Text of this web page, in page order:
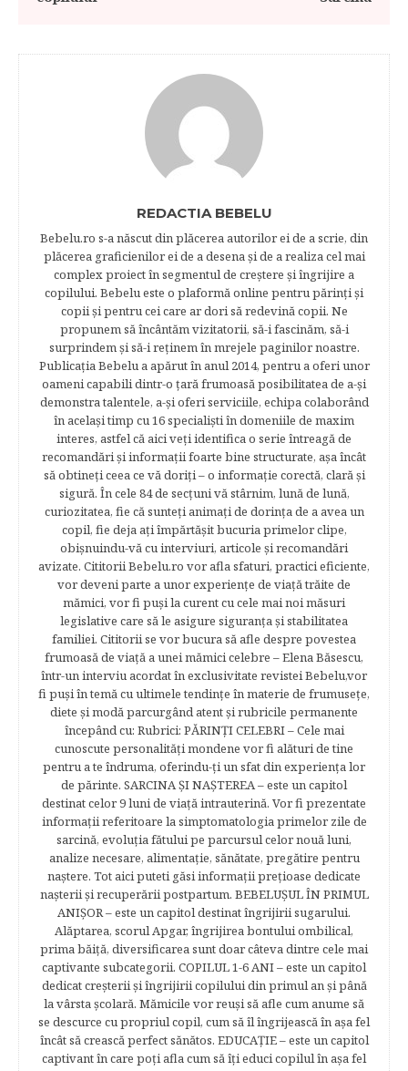
REDACTIA BEBELU
Bebelu.ro s-a născut din plăcerea autorilor ei de a scrie, din
plăcerea graficienilor ei de a desena şi de a realiza cel mai
complex proiect în segmentul de creştere şi îngrijire a
copilului. Bebelu este o plaformă online pentru părinţi şi
copii şi pentru cei care ar dori să redevină copii. Ne
propunem să încântăm vizitatorii, să-i fascinăm, să-i
surprindem şi să-i reţinem în mrejele paginilor noastre.​
Publicația Bebelu a apărut în anul 2014, pentru a oferi unor
oameni capabili dintr-o ţară frumoasă posibilitatea de a-şi
demonstra talentele, a-şi oferi serviciile, echipa colaborând
în acelaşi timp cu 16 specialişti în domeniile de maxim
interes, astfel că aici veţi identifica o serie întreagă de
recomandări şi informaţii foarte bine structurate, aşa încât
să obtineţi ceea ce vă doriţi – o informaţie corectă, clară şi
sigură. În cele 84 de secțuni vă stârnim, lună de lună,
curiozitatea, fie că sunteţi animaţi de dorinţa de a avea un
copil, fie deja aţi împărtăşit bucuria primelor clipe,
obişnuindu-vă cu interviuri, articole şi recomandări
avizate. Cititorii Bebelu.ro vor afla sfaturi, practici eficiente,
vor deveni parte a unor experienţe de viaţă trăite de
mămici, vor fi puşi la curent cu cele mai noi măsuri
legislative care să le asigure siguranţa şi stabilitatea
familiei. Cititorii se vor bucura să afle despre povestea
frumoasă de viață a unei mămici celebre – Elena Băsescu,
într-un interviu acordat în exclusivitate revistei Bebelu,vor
fi puşi în temă cu ultimele tendinţe în materie de frumuseţe,
diete şi modă parcurgând atent şi rubricile permanente
începând cu: Rubrici: PĂRINŢI CELEBRI – Cele mai
cunoscute personalităţi mondene vor fi alături de tine
pentru a te îndruma, oferindu-ţi un sfat din experienţa lor
de părinte. SARCINA ŞI NAŞTEREA – este un capitol
destinat celor 9 luni de viaţă intrauterină. Vor fi prezentate
informaţii referitoare la simptomatologia primelor zile de
sarcină, evoluţia fătului pe parcursul celor nouă luni,
analize necesare, alimentaţie, sănătate, pregătire pentru
naştere. Tot aici puteti găsi informaţii preţioase dedicate
naşterii şi recuperării postpartum. BEBELUŞUL ÎN PRIMUL
ANIŞOR – este un capitol destinat îngrijirii sugarului.
Alăptarea, scorul Apgar, îngrijirea bontului ombilical,
prima băiţă, diversificarea sunt doar câteva dintre cele mai
captivante subcategorii. COPILUL 1-6 ANI – este un capitol
dedicat creşterii şi îngrijirii copilului din primul an şi până
la vârsta şcolară. Mămicile vor reuşi să afle cum anume să
se descurce cu propriul copil, cum să îl îngrijească în aşa fel
încât să crească perfect sănătos. EDUCAŢIE – este un capitol
captivant în care poţi afla cum să îţi educi copilul în aşa fel